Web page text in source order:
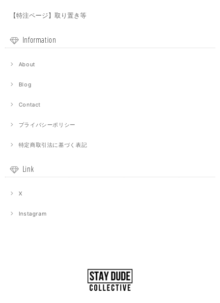
【特注ページ】取り置き等
Information
About
Blog
Contact
プライバシーポリシー
特定商取引法に基づく表記
Link
X
Instagram